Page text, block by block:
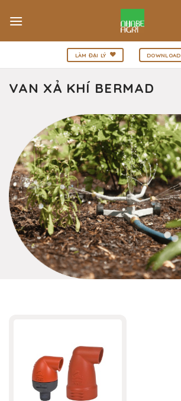
qua
nội
dung
LÀM ĐẠI LÝ DOWNLOAD
VAN XẢ KHÍ BERMAD